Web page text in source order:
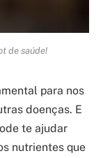
de saúde!
para nos
doenças. E
te ajudar
nutrientes que